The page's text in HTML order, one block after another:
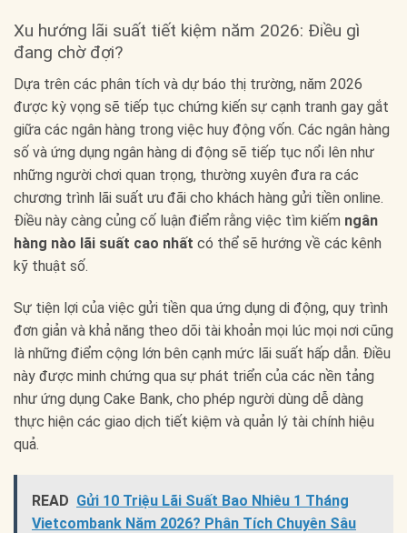
Xu hướng lãi suất tiết kiệm năm 2026: Điều gì
đang chờ đợi?
Dựa trên các phân tích và dự báo thị trường, năm 2026
được kỳ vọng sẽ tiếp tục chứng kiến sự cạnh tranh gay gắt
giữa các ngân hàng trong việc huy động vốn. Các ngân hàng
số và ứng dụng ngân hàng di động sẽ tiếp tục nổi lên như
những người chơi quan trọng, thường xuyên đưa ra các
chương trình lãi suất ưu đãi cho khách hàng gửi tiền online.
Điều này càng củng cố luận điểm rằng việc tìm kiếm ngân
hàng nào lãi suất cao nhất có thể sẽ hướng về các kênh
kỹ thuật số.
Sự tiện lợi của việc gửi tiền qua ứng dụng di động, quy trình
đơn giản và khả năng theo dõi tài khoản mọi lúc mọi nơi cũng
là những điểm cộng lớn bên cạnh mức lãi suất hấp dẫn. Điều
này được minh chứng qua sự phát triển của các nền tảng
như ứng dụng Cake Bank, cho phép người dùng dễ dàng
thực hiện các giao dịch tiết kiệm và quản lý tài chính hiệu
quả.
READ Gửi 10 Triệu Lãi Suất Bao Nhiêu 1 Tháng
Vietcombank Năm 2026? Phân Tích Chuyên Sâu